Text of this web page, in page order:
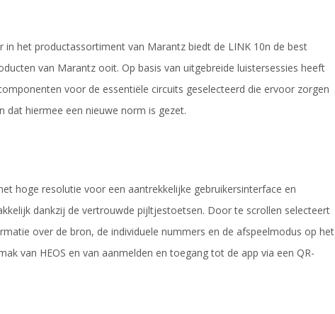
in het productassortiment van Marantz biedt de LINK 10n de best
van Marantz ooit. Op basis van uitgebreide luistersessies heeft
voor de essentiële circuits geselecteerd die ervoor zorgen
dat hiermee een nieuwe norm is gezet.
hoge resolutie voor een aantrekkelijke gebruikersinterface en
dankzij de vertrouwde pijltjestoetsen. Door te scrollen selecteert
over de bron, de individuele nummers en de afspeelmodus op het
van HEOS en van aanmelden en toegang tot de app via een QR-